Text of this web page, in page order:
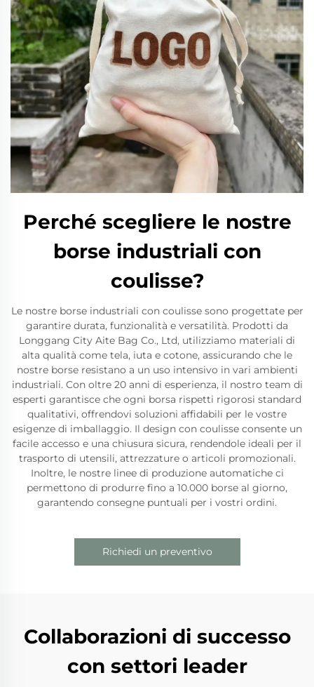
Perché scegliere le nostre
borse industriali con
coulisse?
Le nostre borse industriali con coulisse sono progettate per
garantire durata, funzionalità e versatilità. Prodotti da
Longgang City Aite Bag Co., Ltd, utilizziamo materiali di
alta qualità come tela, iuta e cotone, assicurando che le
nostre borse resistano a un uso intensivo in vari ambienti
industriali. Con oltre 20 anni di esperienza, il nostro team di
esperti garantisce che ogni borsa rispetti rigorosi standard
qualitativi, offrendovi soluzioni affidabili per le vostre
esigenze di imballaggio. Il design con coulisse consente un
facile accesso e una chiusura sicura, rendendole ideali per il
trasporto di utensili, attrezzature o articoli promozionali.
Inoltre, le nostre linee di produzione automatiche ci
permettono di produrre fino a 10.000 borse al giorno,
garantendo consegne puntuali per i vostri ordini.
Richiedi un preventivo
Collaborazioni di successo
con settori leader